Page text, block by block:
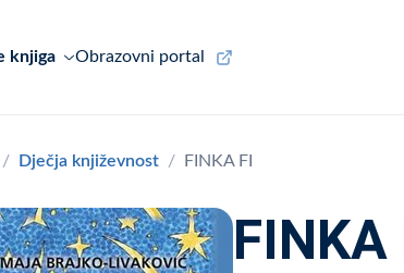
knjiga Obrazovni portal
Dječja književnost FINKA FI
FINKA